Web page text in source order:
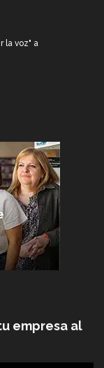
la voz" a
empresa al